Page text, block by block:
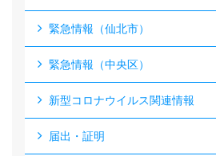
緊急情報（仙北市）
緊急情報（中央区）
新型コロナウイルス関連情報
届出・証明